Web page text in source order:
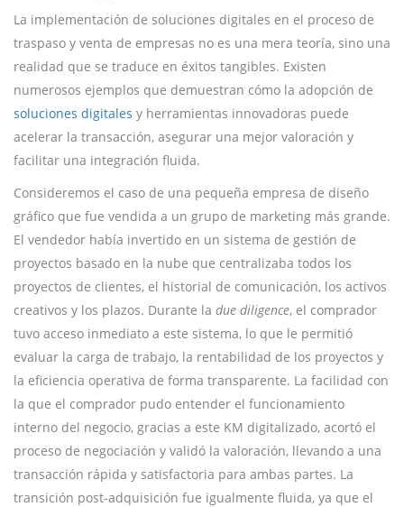
La implementación de soluciones digitales en el proceso de
traspaso y venta de empresas no es una mera teoría, sino una
realidad que se traduce en éxitos tangibles. Existen
numerosos ejemplos que demuestran cómo la adopción de
soluciones digitales y herramientas innovadoras puede
acelerar la transacción, asegurar una mejor valoración y
facilitar una integración fluida.
Consideremos el caso de una pequeña empresa de diseño
gráfico que fue vendida a un grupo de marketing más grande.
El vendedor había invertido en un sistema de gestión de
proyectos basado en la nube que centralizaba todos los
proyectos de clientes, el historial de comunicación, los activos
creativos y los plazos. Durante la due diligence, el comprador
tuvo acceso inmediato a este sistema, lo que le permitió
evaluar la carga de trabajo, la rentabilidad de los proyectos y
la eficiencia operativa de forma transparente. La facilidad con
la que el comprador pudo entender el funcionamiento
interno del negocio, gracias a este KM digitalizado, acortó el
proceso de negociación y validó la valoración, llevando a una
transacción rápida y satisfactoria para ambas partes. La
transición post-adquisición fue igualmente fluida, ya que el